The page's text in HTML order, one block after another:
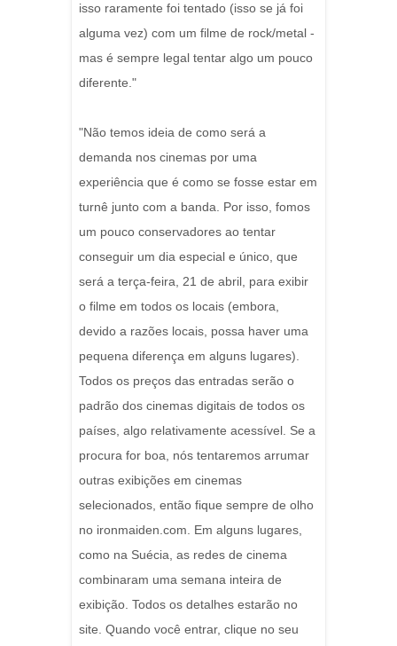
isso raramente foi tentado (isso se já foi
alguma vez) com um filme de rock/metal -
mas é sempre legal tentar algo um pouco
diferente."
"Não temos ideia de como será a
demanda nos cinemas por uma
experiência que é como se fosse estar em
turnê junto com a banda. Por isso, fomos
um pouco conservadores ao tentar
conseguir um dia especial e único, que
será a terça-feira, 21 de abril, para exibir
o filme em todos os locais (embora,
devido a razões locais, possa haver uma
pequena diferença em alguns lugares).
Todos os preços das entradas serão o
padrão dos cinemas digitais de todos os
países, algo relativamente acessível. Se a
procura for boa, nós tentaremos arrumar
outras exibições em cinemas
selecionados, então fique sempre de olho
no ironmaiden.com. Em alguns lugares,
como na Suécia, as redes de cinema
combinaram uma semana inteira de
exibição. Todos os detalhes estarão no
site. Quando você entrar, clique no seu